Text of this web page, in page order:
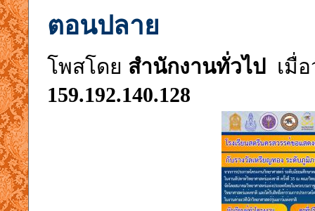
ตอนปลาย
โพสโดย สำนักงานทั่วไป
เมื่
159.192.140.128